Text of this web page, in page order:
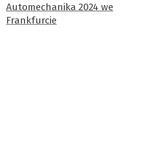
Automechanika 2024 we
Frankfurcie